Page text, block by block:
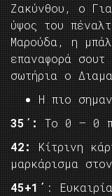
Ζακύνθου, ο
ύψος του
Μαρούδα, η
επαναφορά
σωτήρια ο
Η πιο
35΄:
Το 0 – 0
42:
Κίτρινη
μαρκάρισμα
45+1΄ :